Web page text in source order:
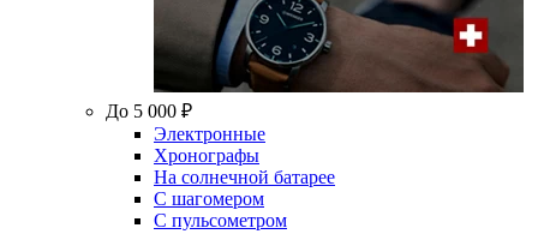
До 5 000 ₽
Электронные
Хронографы
На солнечной батарее
С шагомером
С пульсометром